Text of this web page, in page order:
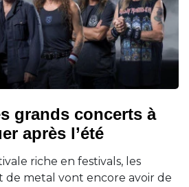
grands concerts à
après l’été
riche en festivals, les
de metal vont encore avoir de